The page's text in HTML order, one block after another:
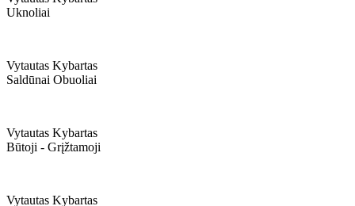
Uknoliai
Vytautas Kybartas
Saldūnai Obuoliai
Vytautas Kybartas
Būtoji - Grįžtamoji
Vytautas Kybartas